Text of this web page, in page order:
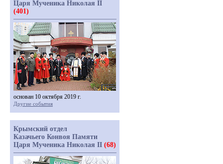
Царя Мученика Николая II
(401)
основан 10 октября 2019 г.
Другие события
Крымский отдел
Казачьего Конвоя Памяти
Царя Мученика Николая II (68)